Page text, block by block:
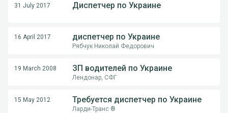
31 July 2017 Диспетчер по Украине
16 April 2017 диспетчер по Украине
Рябчук Николай Федорович
19 March 2008 ЗП водителей по Украине
Лендонар, СФГ
15 May 2012 Требуется диспетчер по Украине
Ларди-Транс ®